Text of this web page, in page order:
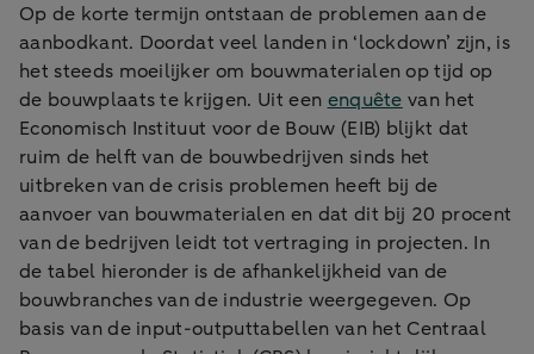
Op de korte termijn ontstaan de problemen aan de
aanbodkant. Doordat veel landen in ‘lockdown’ zijn, is
het steeds moeilijker om bouwmaterialen op tijd op
de bouwplaats te krijgen. Uit een enquête van het
Economisch Instituut voor de Bouw (EIB) blijkt dat
ruim de helft van de bouwbedrijven sinds het
uitbreken van de crisis problemen heeft bij de
aanvoer van bouwmaterialen en dat dit bij 20 procent
van de bedrijven leidt tot vertraging in projecten. In
de tabel hieronder is de afhankelijkheid van de
bouwbranches van de industrie weergegeven. Op
basis van de input-outputtabellen van het Centraal